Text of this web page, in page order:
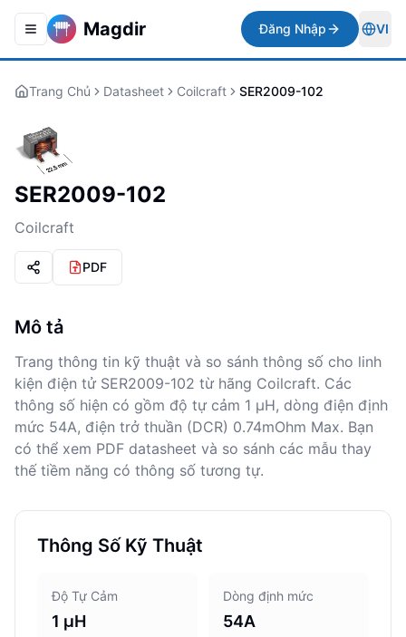
Toggle navigation menu
Magdir Đăng Nhập VI
Trang Chủ Datasheet Coilcraft SER2009-102
SER2009-102
Coilcraft
PDF
Mô tả
Trang thông tin kỹ thuật và so sánh thông số cho linh
kiện điện tử SER2009-102 từ hãng Coilcraft. Các
thông số hiện có gồm độ tự cảm 1 μH, dòng điện định
mức 54A, điện trở thuần (DCR) 0.74mOhm Max. Bạn
có thể xem PDF datasheet và so sánh các mẫu thay
thế tiềm năng có thông số tương tự.
Thông Số Kỹ Thuật
Độ Tự Cảm
1 μH
Dòng định mức
54A